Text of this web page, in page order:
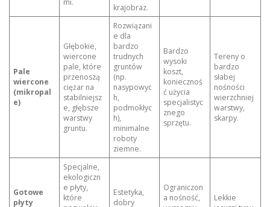
krajobraz.
Pale
wiercone
(mikropal
e)
Głębokie,
wiercone
pale, które
przenoszą
ciężar na
stabilniejsz
e, głębsze
warstwy
gruntu.
Rozwiązani
e dla
bardzo
trudnych
gruntów
(np.
nasypowyc
h,
podmokłyc
h),
minimalne
roboty
ziemne.
Bardzo
wysoki
koszt,
koniecznoś
ć użycia
specjalistyc
znego
sprzętu.
Tereny o
bardzo
słabej
nośności
wierzchniej
warstwy,
skarpy.
Gotowe
płyty
Specjalne,
ekologiczn
e płyty,
które
Estetyka,
dobry
Ograniczon
a nośność,
Lekkie